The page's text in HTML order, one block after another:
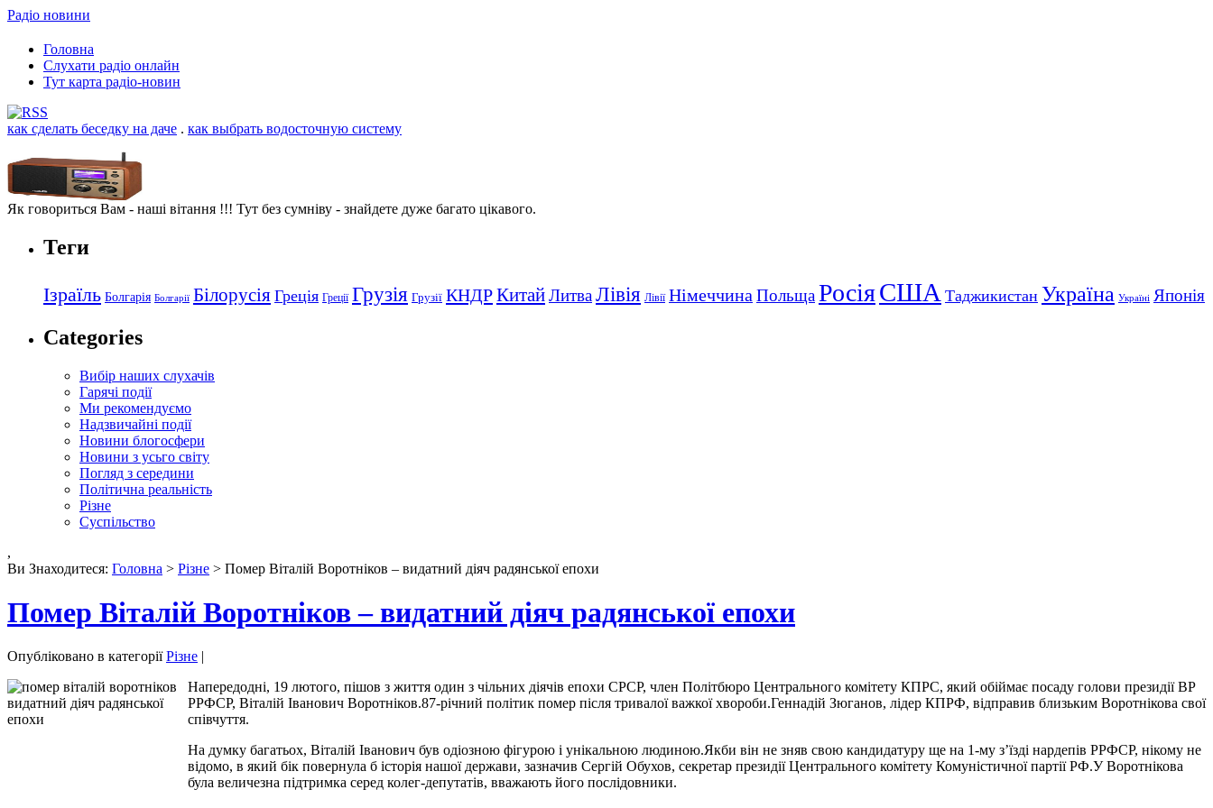
Радіо новини
Головна
Слухати радіо онлайн
Тут карта радіо-новин
как сделать беседку на даче . как выбрать водосточную систему
Як говориться Вам - наші вітання !!! Тут без сумніву - знайдете дуже багато цікавого.
Теги
Ізраїль Болгарія Болгарії Білорусія Греція Греції Грузія Грузії КНДРКитайЛитваЛівія Лівії Німеччина ПольщаРосіяСША Таджикистан Україна Україні Японія
Categories
Вибір наших слухачів
Гарячі події
Ми рекомендуємо
Надзвичайні події
Новини блогосфери
Новини з усьго світу
Погляд з середини
Політична реальність
Різне
Суспільство
,
Ви Знаходитеся: Головна > Різне > Помер Віталій Воротніков – видатний діяч радянської епохи
Помер Віталій Воротніков – видатний діяч радянської епохи
Опубліковано в категоріїРізне |
Напередодні, 19 лютого, пішов з життя один з чільних діячів епохи СРСР, член Політбюро Центрального комітету КПРС, який обіймає посаду голови президії ВР
РРФСР, Віталій Іванович Воротніков.87-річний політик помер після тривалої важкої хвороби.Геннадій Зюганов, лідер КПРФ, відправив близьким Воротнікова свої
співчуття.
На думку багатьох, Віталій Іванович був одіозною фігурою і унікальною людиною.Якби він не зняв свою кандидатуру ще на 1-му з’їзді нардепів РРФСР, нікому не
відомо, в який бік повернула б історія нашої держави, зазначив Сергій Обухов, секретар президії Центрального комітету Комуністичної партії РФ.У Воротнікова
була величезна підтримка серед колег-депутатів, вважають його послідовники.